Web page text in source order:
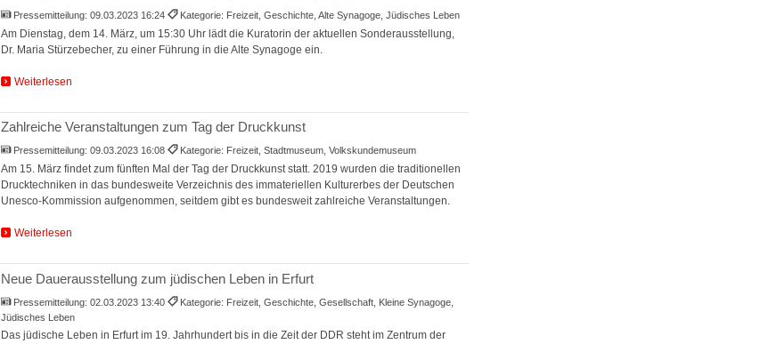
Pressemitteilung:09.03.2023 16:24 Kategorie: Freizeit, Geschichte, Alte Synagoge, Jüdisches Leben
Am Dienstag, dem 14. März, um 15:30 Uhr lädt die Kuratorin der aktuellen Sonderausstellung,
Dr. Maria Stürzebecher, zu einer Führung in die Alte Synagoge ein.
Weiterlesen
Zahlreiche Veranstaltungen zum Tag der Druckkunst
Pressemitteilung:09.03.2023 16:08 Kategorie: Freizeit, Stadtmuseum, Volkskundemuseum
Am 15. März findet zum fünften Mal der Tag der Druckkunst statt. 2019 wurden die traditionellen
Drucktechniken in das bundesweite Verzeichnis des immateriellen Kulturerbes der Deutschen
Unesco-Kommission aufgenommen, seitdem gibt es bundesweit zahlreiche Veranstaltungen.
Weiterlesen
Neue Dauerausstellung zum jüdischen Leben in Erfurt
Pressemitteilung:02.03.2023 13:40
Kategorie: Freizeit, Geschichte, Gesellschaft, Kleine Synagoge,
Jüdisches Leben
Das jüdische Leben in Erfurt im 19. Jahrhundert bis in die Zeit der DDR steht im Zentrum der